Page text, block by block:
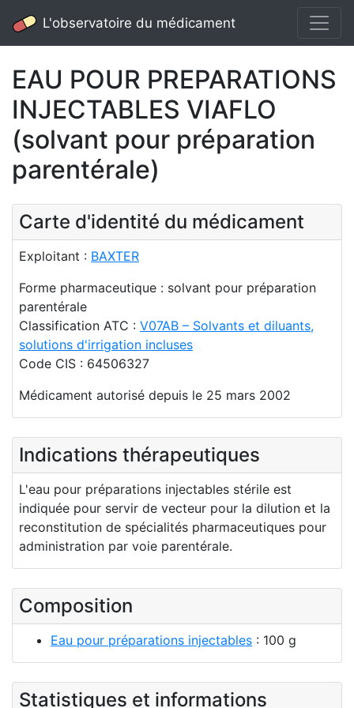
L'observatoire du médicament
EAU POUR PREPARATIONS
INJECTABLES VIAFLO
(solvant pour préparation
parentérale)
Carte d'identité du médicament
Exploitant : BAXTER
Forme pharmaceutique : solvant pour préparation
parentérale
Classification ATC : V07AB – Solvants et diluants,
solutions d'irrigation incluses
Code CIS : 64506327
Médicament autorisé depuis le 25 mars 2002
Indications thérapeutiques
L'eau pour préparations injectables stérile est
indiquée pour servir de vecteur pour la dilution et la
reconstitution de spécialités pharmaceutiques pour
administration par voie parentérale.
Composition
Eau pour préparations injectables : 100 g
Statistiques et informations